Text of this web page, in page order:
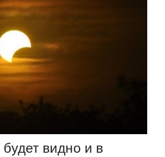
видно и в